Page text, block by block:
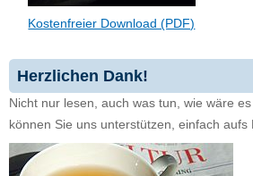
Kostenfreier Download (PDF)
Herzlichen Dank!
Nicht nur lesen, auch was tun, wie wäre
können Sie uns unterstützen, einfach aufs